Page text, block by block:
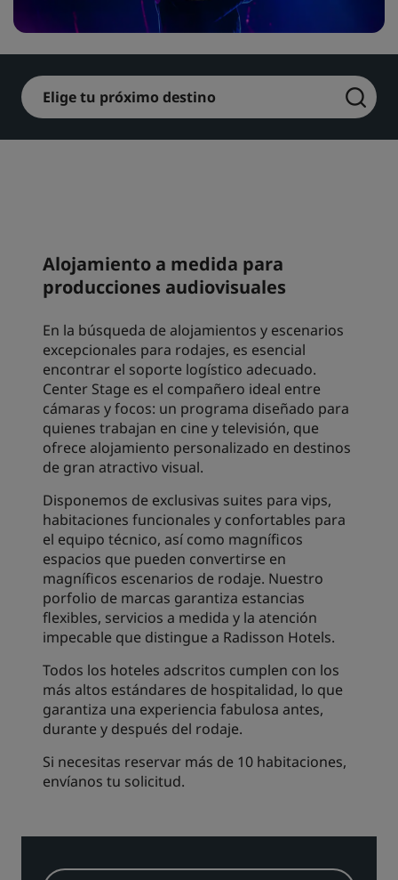
Park Plaza Park Inn by Radisson
Prize by Radisson Country Inn & Suites
Kunlun
Hoteles en el centro de la ciudad
Visita nuestro blog
Elige tu próximo destino
Alojamiento a medida para
producciones audiovisuales
En la búsqueda de alojamientos y escenarios
excepcionales para rodajes, es esencial
encontrar el soporte logístico adecuado.
Center Stage es el compañero ideal entre
cámaras y focos: un programa diseñado para
quienes trabajan en cine y televisión, que
ofrece alojamiento personalizado en destinos
de gran atractivo visual.
Disponemos de exclusivas suites para vips,
habitaciones funcionales y confortables para
el equipo técnico, así como magníficos
espacios que pueden convertirse en
magníficos escenarios de rodaje. Nuestro
porfolio de marcas garantiza estancias
flexibles, servicios a medida y la atención
impecable que distingue a Radisson Hotels.
Todos los hoteles adscritos cumplen con los
más altos estándares de hospitalidad, lo que
garantiza una experiencia fabulosa antes,
durante y después del rodaje.
Si necesitas reservar más de 10 habitaciones,
envíanos tu solicitud.